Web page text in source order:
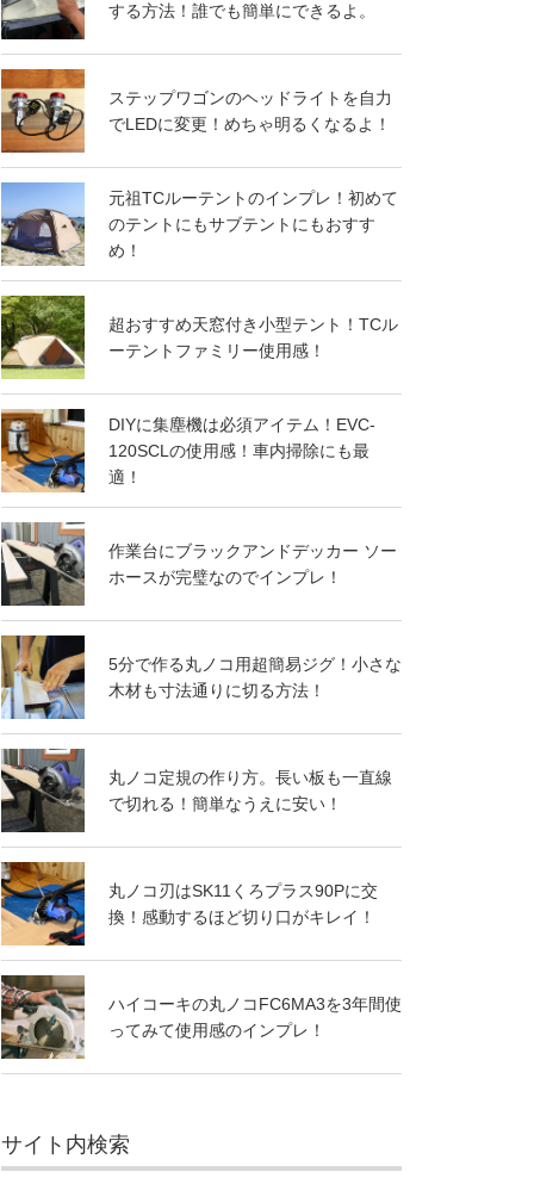
する方法！誰でも簡単にできるよ。
ステップワゴンのヘッドライトを自力
でLEDに変更！めちゃ明るくなるよ！
元祖TCルーテントのインプレ！初めて
のテントにもサブテントにもおすす
め！
超おすすめ天窓付き小型テント！TCル
ーテントファミリー使用感！
DIYに集塵機は必須アイテム！EVC-
120SCLの使用感！車内掃除にも最
適！
作業台にブラックアンドデッカー ソー
ホースが完璧なのでインプレ！
5分で作る丸ノコ用超簡易ジグ！小さな
木材も寸法通りに切る方法！
丸ノコ定規の作り方。長い板も一直線
で切れる！簡単なうえに安い！
丸ノコ刃はSK11くろプラス90Pに交
換！感動するほど切り口がキレイ！
ハイコーキの丸ノコFC6MA3を3年間使
ってみて使用感のインプレ！
サイト内検索